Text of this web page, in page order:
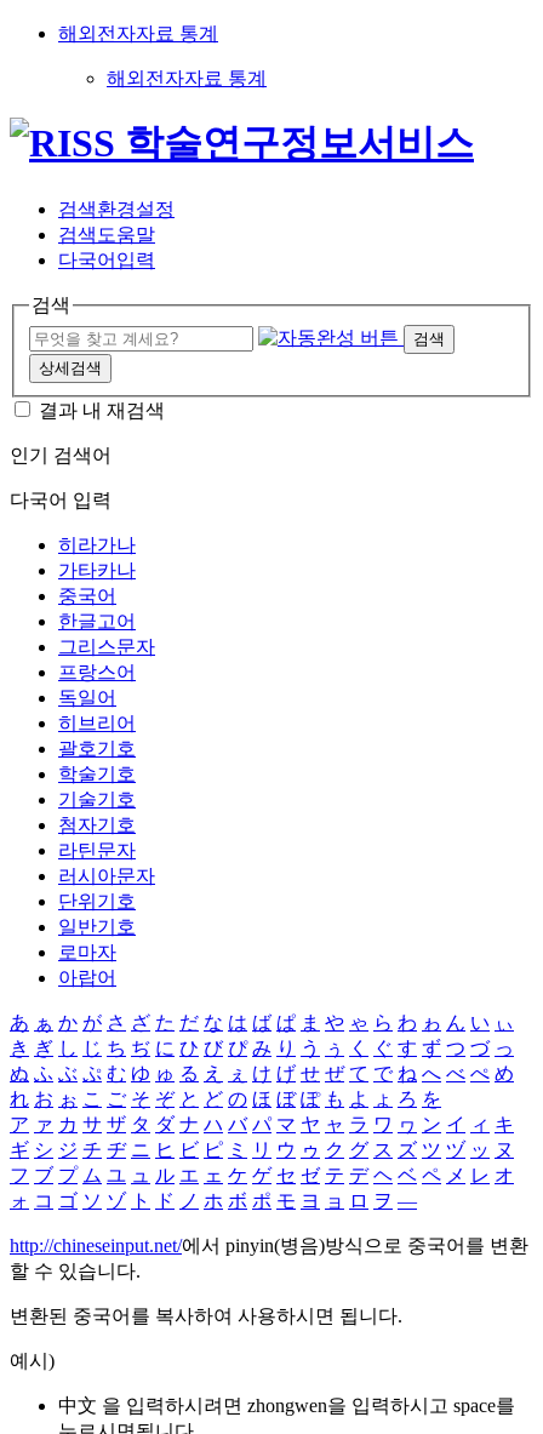
해외전자자료 통계
해외전자자료 통계
검색환경설정
검색도움말
다국어입력
검색
검색
상세검색
결과 내 재검색
인기 검색어
다국어 입력
히라가나
가타카나
중국어
한글고어
그리스문자
프랑스어
독일어
히브리어
괄호기호
학술기호
기술기호
첨자기호
라틴문자
러시아문자
단위기호
일반기호
로마자
아랍어
あ ぁ か が さ ざ た だ な は ば ぱ ま や ゃ ら わ ゎ ん い ぃ
き ぎ し じ ち ぢ に ひ び ぴ み り う ぅ く ぐ す ず つ づ っ
ぬ ふ ぶ ぷ む ゆ ゅ る え ぇ け げ せ ぜ て で ね へ べ ぺ め
れ お ぉ こ ご そ ぞ と ど の ほ ぼ ぽ も よ ょ ろ を
ア ァ カ サ ザ タ ダ ナ ハ バ パ マ ヤ ャ ラ ワ ヮ ン イ ィ キ
ギ シ ジ チ ヂ ニ ヒ ビ ピ ミ リ ウ ゥ ク グ ス ズ ツ ヅ ッ ヌ
フ ブ プ ム ユ ュ ル エ ェ ケ ゲ セ ゼ テ デ ヘ ベ ペ メ レ オ
ォ コ ゴ ソ ゾ ト ド ノ ホ ボ ポ モ ヨ ョ ロ ヲ ―
http://chineseinput.net/에서 pinyin(병음)방식으로 중국어를 변환
할 수 있습니다.
변환된 중국어를 복사하여 사용하시면 됩니다.
예시)
中文 을 입력하시려면 zhongwen을 입력하시고 space를